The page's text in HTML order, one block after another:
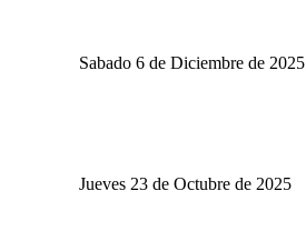
Sabado 6 de Diciembre de 2025
Jueves 23 de Octubre de 2025